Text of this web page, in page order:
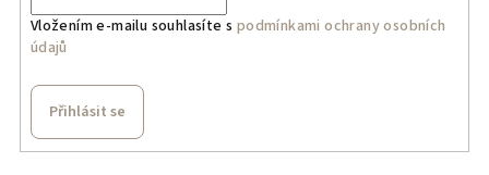
p
v
Vložením e-mailu souhlasíte s podmínkami ochrany osobních
údajů
Přihlásit se